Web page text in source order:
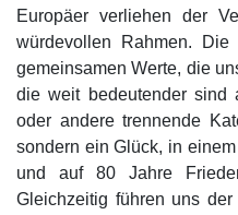
Europäer verliehen der
würdevollen Rahmen.
gemeinsamen Werte, die
die weit bedeutender sind
oder andere trennende
sondern ein Glück, in
und auf 80 Jahre
Gleichzeitig führen uns